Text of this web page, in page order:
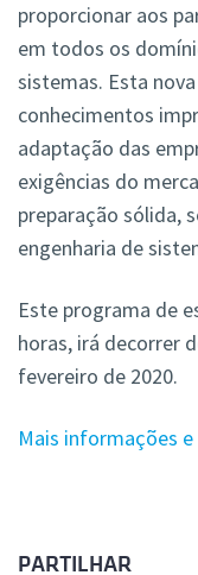
proporcionar aos
em todos os
sistemas. Esta
conhecimentos
adaptação das
exigências do
preparação sólida,
engenharia de
Este programa de
horas, irá decorrer
fevereiro de 2020.
Mais informações
PARTILHAR